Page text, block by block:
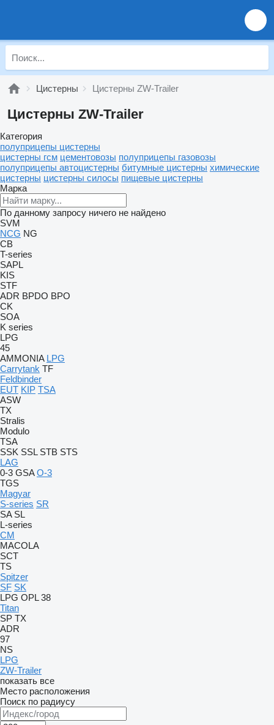
Цистерны Цистерны ZW-Trailer
Цистерны ZW-Trailer
Категория
полуприцепы цистерны
цистерны гсм цементовозы полуприцепы газовозы
полуприцепы автоцистерны битумные цистерны химические
цистерны цистерны силосы пищевые цистерны
Марка
По данному запросу ничего не найдено
SVM
NCG NG
CB
T-series
SAPL
KIS
STF
ADR BPDO BPO
CK
SOA
K series
LPG
45
AMMONIA LPG
Carrytank TF
Feldbinder
EUT KIP TSA
ASW
TX
Stralis
Modulo
TSA
SSK SSL STB STS
LAG
0-3 GSA O-3
TGS
Magyar
S-series SR
SA SL
L-series
CM
MACOLA
SCT
TS
Spitzer
SF SK
LPG OPL 38
Titan
SP TX
ADR
97
NS
LPG
ZW-Trailer
показать все
Место расположения
Поиск по радиусу